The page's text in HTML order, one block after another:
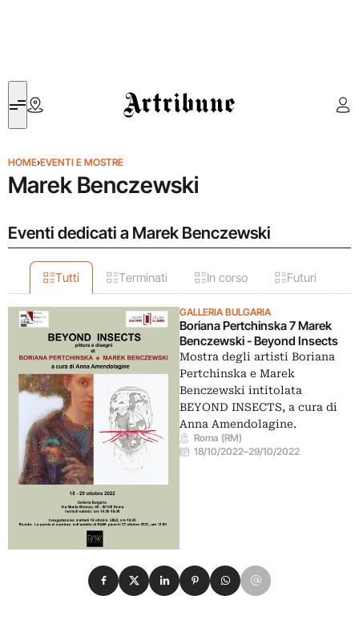
Artribune
HOME›EVENTI E MOSTRE
Marek Benczewski
Eventi dedicati a Marek Benczewski
Tutti Terminati In corso Futuri
GALLERIA BULGARIA
Boriana Pertchinska 7 Marek
Benczewski - Beyond Insects
Mostra degli artisti Boriana
Pertchinska e Marek
Benczewski intitolata
BEYOND INSECTS, a cura di
Anna Amendolagine.
Roma (RM)
18/10/2022–29/10/2022
Condividi su Facebook
Condividi su X
Condividi su LinkedIn
Condividi su Pinterest
Condividi su WhatsApp
Condividi su Email